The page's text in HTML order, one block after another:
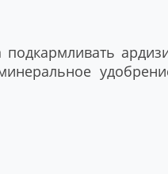
подкармливать